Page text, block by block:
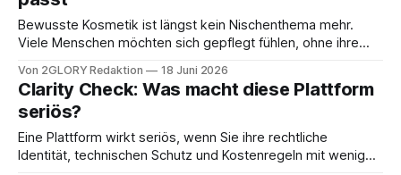
Bewusste Kosmetik ist längst kein Nischenthema mehr.
Viele Menschen möchten sich gepflegt fühlen, ohne ihre
es nicht um Verzicht, sondern um bessere Entscheidungen
im Alltag: Produkte, die zur Haut passen, Routinen, die sich
leicht durchhalten lassen, und Inhaltsstoffe, die
nachvollziehbar sind. Moderne
Von 2GLORY Redaktion 18 Juni 2026
Clarity Check: Was macht diese Plattform
seriös?
Eine Plattform wirkt seriös, wenn Sie ihre rechtliche
Identität, technischen Schutz und Kostenregeln mit wenigen